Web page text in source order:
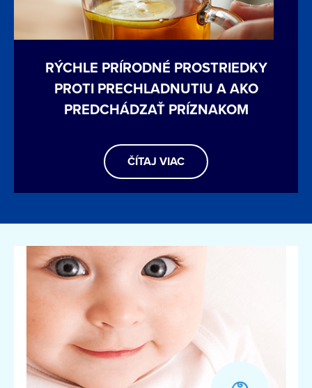
RÝCHLE PRÍRODNÉ PROSTRIEDKY
PROTI PRECHLADNUTIU A AKO
PREDCHÁDZAŤ PRÍZNAKOM
ČÍTAJ VIAC